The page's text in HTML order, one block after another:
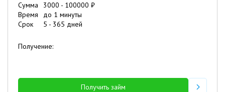
Сумма 3000 - 100000 ₽
Время
до 1 минуты
Срок
5 - 365 дней
Получение:
Получить займ